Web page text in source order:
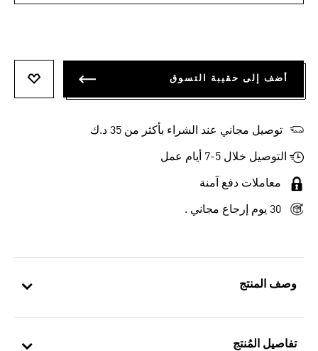
وصف المنتج
تفاصيل المُنتج
أضف إلى حقيبة التسوق
توصيل مجاني عند الشراء بأكثر من 35 د.ك
التوصيل خلال 5-7 أيام عمل
معاملات دفع آمنة